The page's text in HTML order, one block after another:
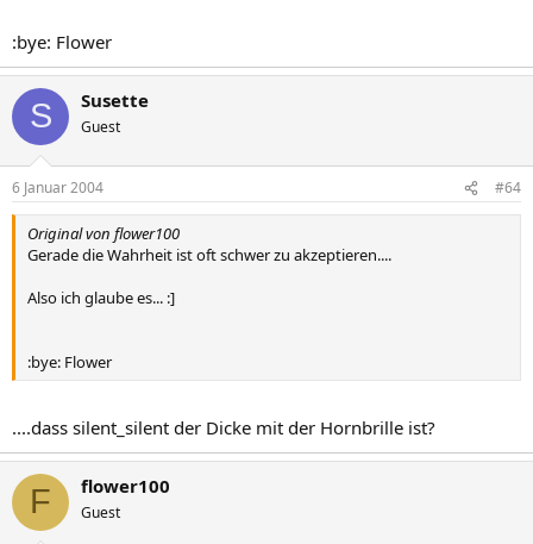
:bye: Flower
S Susette
Guest
6 Januar 2004 #64
Original von flower100
Gerade die Wahrheit ist oft schwer zu akzeptieren....
Also ich glaube es... :]
:bye: Flower
....dass silent_silent der Dicke mit der Hornbrille ist?
F flower100
Guest